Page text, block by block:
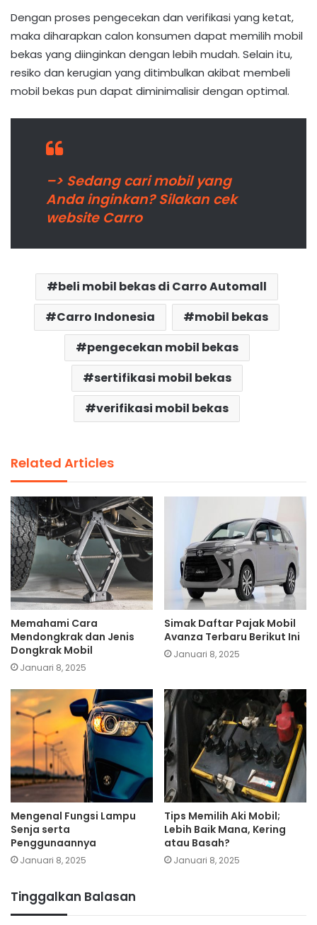
Dengan proses pengecekan dan verifikasi yang ketat,
maka diharapkan calon konsumen dapat memilih mobil
bekas yang diinginkan dengan lebih mudah. Selain itu,
resiko dan kerugian yang ditimbulkan akibat membeli
mobil bekas pun dapat diminimalisir dengan optimal.
–> Sedang cari mobil yang
Anda inginkan? Silakan cek
website Carro
beli mobil bekas di Carro Automall
Carro Indonesia
mobil bekas
pengecekan mobil bekas
sertifikasi mobil bekas
verifikasi mobil bekas
Related Articles
Memahami Cara
Mendongkrak dan Jenis
Dongkrak Mobil
Januari 8, 2025
Simak Daftar Pajak Mobil
Avanza Terbaru Berikut Ini
Januari 8, 2025
Mengenal Fungsi Lampu
Senja serta
Penggunaannya
Januari 8, 2025
Tips Memilih Aki Mobil;
Lebih Baik Mana, Kering
atau Basah?
Januari 8, 2025
Tinggalkan Balasan